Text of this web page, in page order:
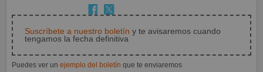
Suscríbete a nuestro boletín y te avisaremos cuando
tengamos la fecha definitiva
Puedes ver un ejemplo del boletín que te enviaremos